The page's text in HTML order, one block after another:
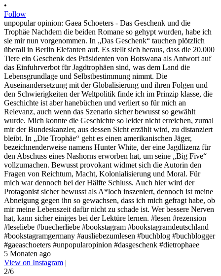
•
Follow
unpopular opinion: Gaea Schoeters - Das Geschenk und die
Trophäe Nachdem die beiden Romane so gehypt wurden, habe ich
sie mir nun vorgenommen. In „Das Geschenk“ tauchen plötzlich
überall in Berlin Elefanten auf. Es stellt sich heraus, dass die 20.000
Tiere ein Geschenk des Präsidenten von Botswana als Antwort auf
das Einfuhrverbot für Jagdtrophäen sind, was dem Land die
Lebensgrundlage und Selbstbestimmung nimmt. Die
Auseinandersetzung mit der Globalisierung und ihren Folgen und
den Schwierigkeiten der Weltpolitik finde ich im Prinzip klasse, die
Geschichte ist aber hanebüchen und verliert so für mich an
Relevanz, auch wenn das Szenario sicher bewusst so gewählt
wurde. Mich konnte die Geschichte so leider nicht erreichen, zumal
mir der Bundeskanzler, aus dessen Sicht erzählt wird, zu distanziert
bleibt. In „Die Trophäe“ geht es einen amerikanischen Jäger,
bezeichnenderweise namens Hunter White, der eine Jagdlizenz für
den Abschuss eines Nashorns erworben hat, um seine „Big Five“
vollzumachen. Bewusst provokant widmet sich die Autorin den
Fragen von Reichtum, Macht, Kolonialisierung und Moral. Für
mich war dennoch bei der Hälfte Schluss. Auch hier wird der
Protagonist sicher bewusst als A*loch inszeniert, dennoch ist meine
Abneigung gegen ihn so gewachsen, dass ich mich gefragt habe, ob
mir meine Lebenszeit dafür nicht zu schade ist. Wer bessere Nerven
hat, kann sicher einiges bei der Lektüre lernen. #lesen #rezension
#leseliebe #buecherliebe #bookstagram #bookstagramdeutschland
#bookstagramgermany #ausliebezumlesen #buchblog #buchblogger
#gaeaschoeters #unpopularopinion #dasgeschenk #dietrophaee
5 Monaten ago
View on Instagram |
2/6